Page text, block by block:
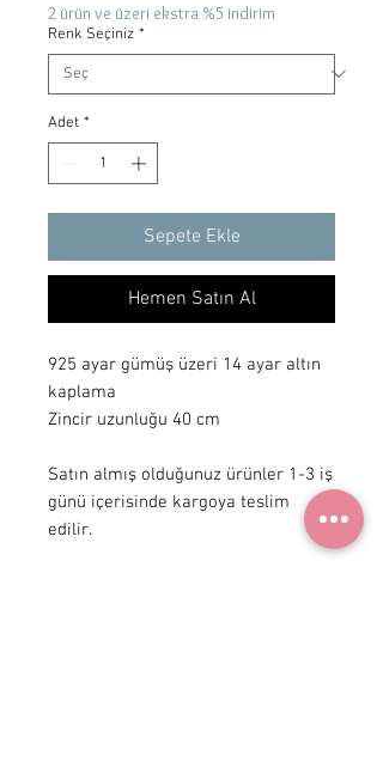
2 ürün ve üzeri ekstra %5 indirim
Renk Seçiniz *
Adet *
Sepete Ekle
Hemen Satın Al
925 ayar gümüş üzeri 14 ayar altın
kaplama
Zincir uzunluğu 40 cm
Satın almış olduğunuz ürünler 1-3 iş
günü içerisinde kargoya teslim
edilir.